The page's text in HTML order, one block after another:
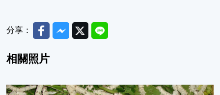
分享： FacebookMessenger
TwitterLine
相關照片